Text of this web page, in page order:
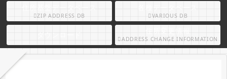
住所基盤データベース
ZIP ADDRESS DB VARIOUS DB
ADDRESS CHANGE INFORMATION